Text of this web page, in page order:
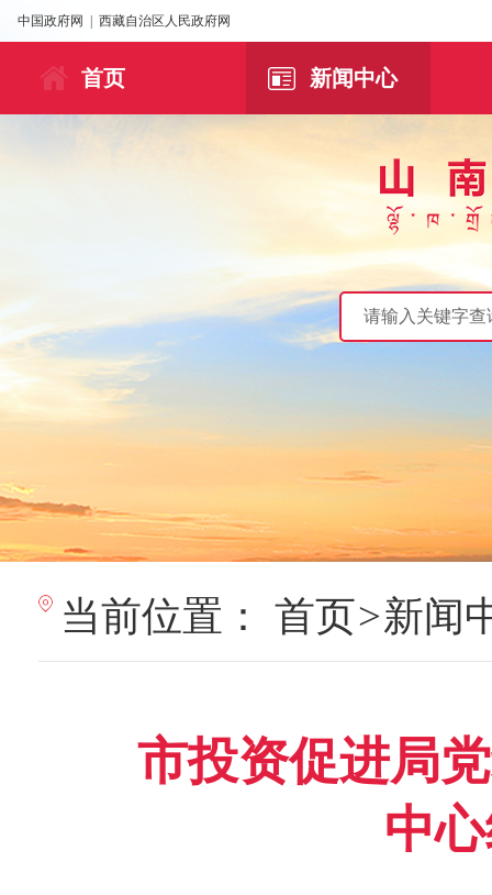
中国政府网 西藏自治区人民政府网
首页 新闻中心
当前位置： 首页>新闻
市投资促进局
中